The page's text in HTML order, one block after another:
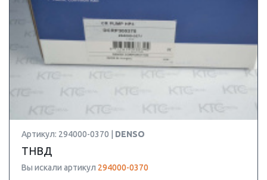
Артикул: 294000-0370 | DENSO
ТНВД
Вы искали артикул 294000-0370